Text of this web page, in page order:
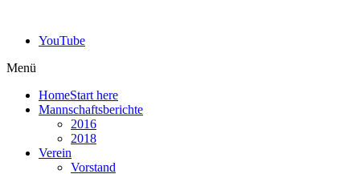
YouTube
Menü
HomeStart here
Mannschaftsberichte
2016
2018
Verein
Vorstand